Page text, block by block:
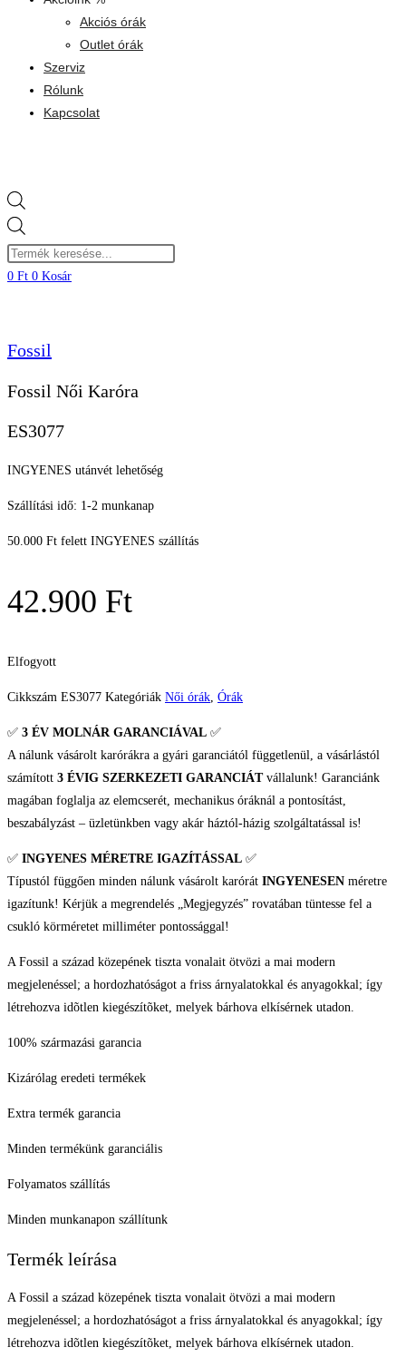
Akciós órák
Outlet órák
Szerviz
Rólunk
Kapcsolat
search
0 Ft 0 Kosár
Fossil
Fossil Női Karóra
ES3077
INGYENES utánvét lehetőség
Szállítási idő: 1-2 munkanap
50.000 Ft felett INGYENES szállítás
42.900 Ft
Elfogyott
Cikkszám ES3077 Kategóriák Női órák, Órák
✅ 3 ÉV MOLNÁR GARANCIÁVAL ✅
A nálunk vásárolt karórákra a gyári garanciától függetlenül, a vásárlástól
számított 3 ÉVIG SZERKEZETI GARANCIÁTvállalunk! Garanciánk
magában foglalja az elemcserét, mechanikus óráknál a pontosítást,
beszabályzást – üzletünkben vagy akár háztól-házig szolgáltatással is!
✅ INGYENES MÉRETRE IGAZÍTÁSSAL ✅
Típustól függően minden nálunk vásárolt karórát INGYENESEN méretre
igazítunk! Kérjük a megrendelés „Megjegyzés” rovatában tüntesse fel a
csukló körméretet milliméter pontossággal!
A Fossil a század közepének tiszta vonalait ötvözi a mai modern
megjelenéssel; a hordozhatóságot a friss árnyalatokkal és anyagokkal; így
létrehozva idõtlen kiegészítõket, melyek bárhova elkísérnek utadon.
100% származási garancia
Kizárólag eredeti termékek
Extra termék garancia
Minden termékünk garanciális
Folyamatos szállítás
Minden munkanapon szállítunk
Termék leírása
A Fossil a század közepének tiszta vonalait ötvözi a mai modern
megjelenéssel; a hordozhatóságot a friss árnyalatokkal és anyagokkal; így
létrehozva idõtlen kiegészítõket, melyek bárhova elkísérnek utadon.